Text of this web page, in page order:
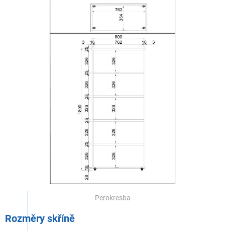
Perokresba
Rozměry skříně